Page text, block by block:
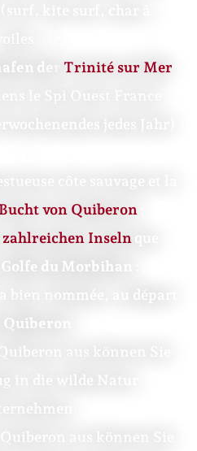
(surf, kite surf, char à
der Trinité sur Mer
le Spi Ouest France
Bucht von Quiberon
zahlreichen Inseln
Golfe du Morbihan ;
la bien nommée, au départ
Quiberon
in die wilde Natur